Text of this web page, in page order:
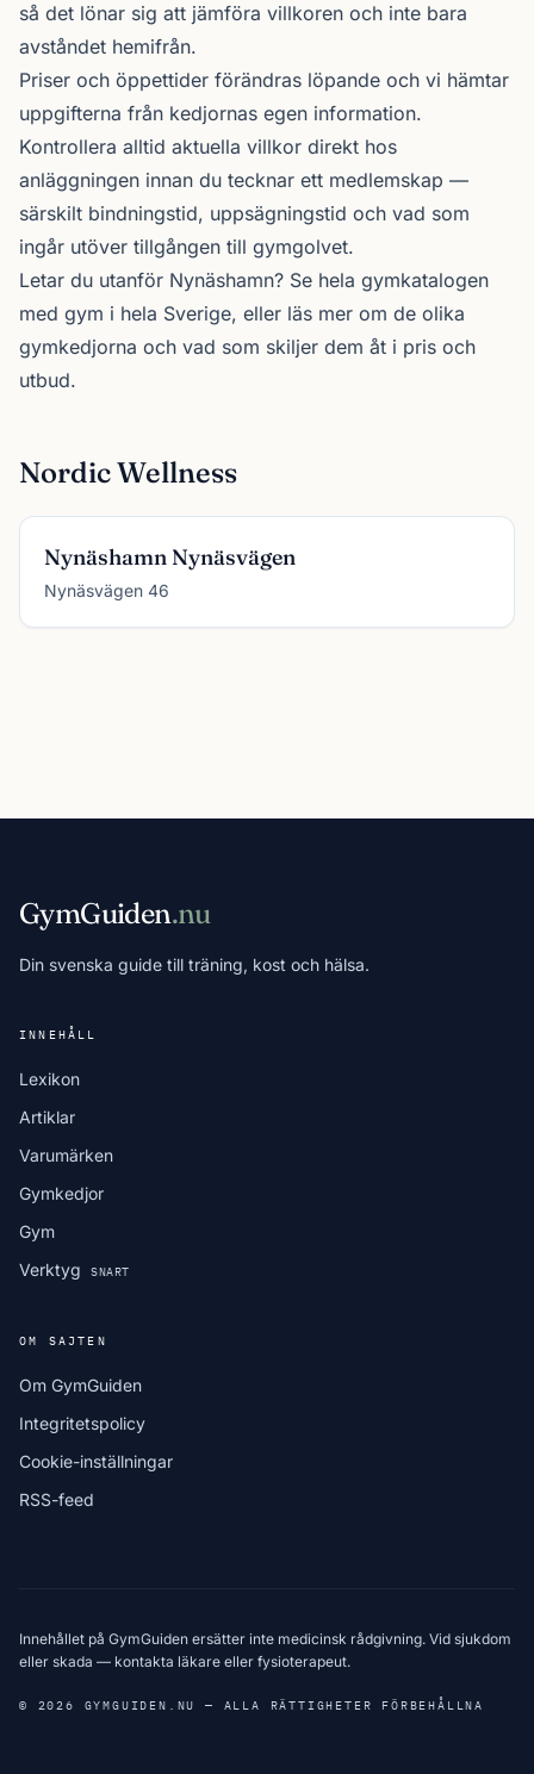
så det lönar sig att jämföra villkoren och inte bara
avståndet hemifrån.
Priser och öppettider förändras löpande och vi hämtar
uppgifterna från kedjornas egen information.
Kontrollera alltid aktuella villkor direkt hos
anläggningen innan du tecknar ett medlemskap —
särskilt bindningstid, uppsägningstid och vad som
ingår utöver tillgången till gymgolvet.
Letar du utanför Nynäshamn? Se hela gymkatalogen
med gym i hela Sverige, eller läs mer om de olika
gymkedjorna och vad som skiljer dem åt i pris och
utbud.
Nordic Wellness
Nynäshamn Nynäsvägen
Nynäsvägen 46
GymGuiden.nu
Din svenska guide till träning, kost och hälsa.
INNEHÅLL
Lexikon
Artiklar
Varumärken
Gymkedjor
Gym
Verktyg
SNART
OM SAJTEN
Om GymGuiden
Integritetspolicy
Cookie-inställningar
RSS-feed
Innehållet på GymGuiden ersätter inte medicinsk rådgivning. Vid sjukdom
eller skada — kontakta läkare eller fysioterapeut.
© 2026 GYMGUIDEN.NU — ALLA RÄTTIGHETER FÖRBEHÅLLNA